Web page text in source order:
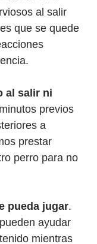
al salir
que se quede
al salir ni
previos
a
prestar
perro para no
pueda jugar.
ayudar
mientras